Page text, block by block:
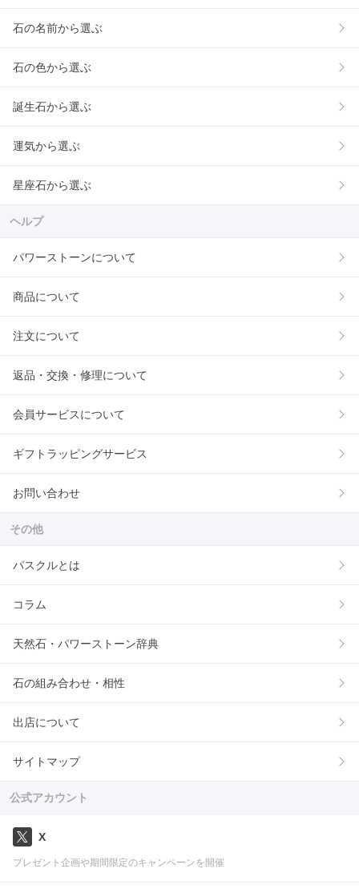
石の名前から選ぶ
石の色から選ぶ
誕生石から選ぶ
運気から選ぶ
星座石から選ぶ
ヘルプ
パワーストーンについて
商品について
注文について
返品・交換・修理について
会員サービスについて
ギフトラッピングサービス
お問い合わせ
その他
パスクルとは
コラム
天然石・パワーストーン辞典
石の組み合わせ・相性
出店について
サイトマップ
公式アカウント
X
プレゼント企画や期間限定のキャンペーンを開催